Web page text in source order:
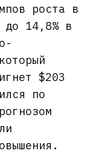
роста в
до 14,8% в
$203
по